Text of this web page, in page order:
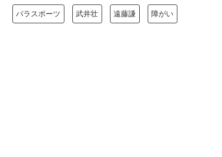
パラスポーツ 武井壮 遠藤謙 障がい